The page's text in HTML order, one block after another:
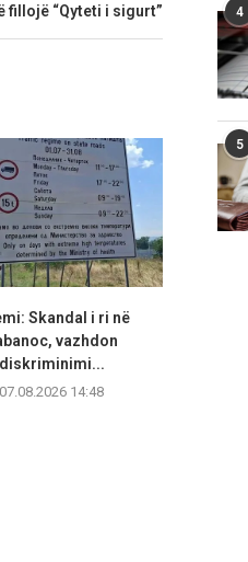
fillojë “Qyteti i sigurt”
Skandal i ri në
vazhdon
diskriminimi...
07.08.2026 14:48
4
5